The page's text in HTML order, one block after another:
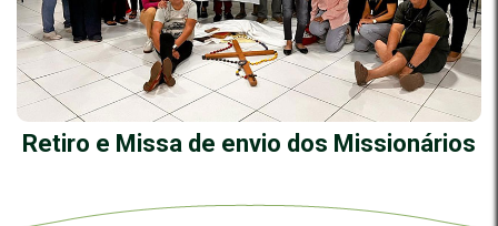
Retiro e Missa de envio dos Missionários